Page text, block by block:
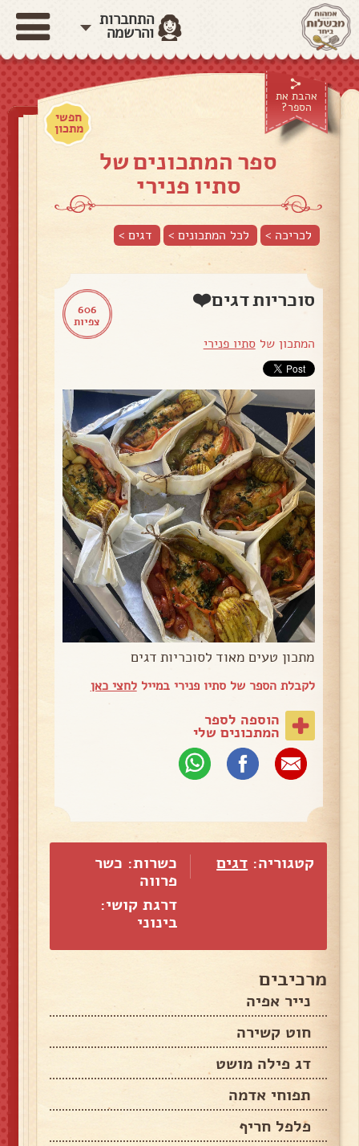
התחברות
והרשמה
אהבת את
הספר?
חפשי
מתכון
ספר המתכונים של
סתיו פנירי
לכריכה > לכל המתכונים > דגים>
606
צפיות
סוכריות דגים❤️
המתכון שלסתיו פנירי
מתכון טעים מאוד לסוכריות דגים
לקבלת הספר של סתיו פנירי במייללחצי כאן
הוספה לספר
המתכונים שלי
קטגוריה: דגים
כשרות: כשר
פרווה
דרגת קושי:
בינוני
מרכיבים
נייר אפיה
חוט קשירה
דג פילה מושט
תפוחי אדמה
פלפל חריף